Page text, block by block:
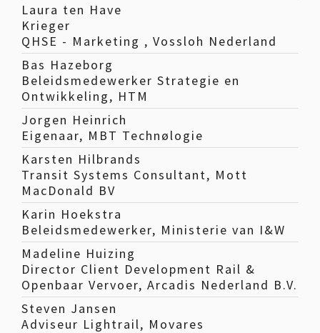
Laura ten Have
Krieger
QHSE - Marketing , Vossloh Nederland
Bas Hazeborg
Beleidsmedewerker Strategie en
Ontwikkeling, HTM
Jorgen Heinrich
Eigenaar, MBT Technølogie
Karsten Hilbrands
Transit Systems Consultant, Mott
MacDonald BV
Karin Hoekstra
Beleidsmedewerker, Ministerie van I&W
Madeline Huizing
Director Client Development Rail &
Openbaar Vervoer, Arcadis Nederland B.V.
Steven Jansen
Adviseur Lightrail, Movares